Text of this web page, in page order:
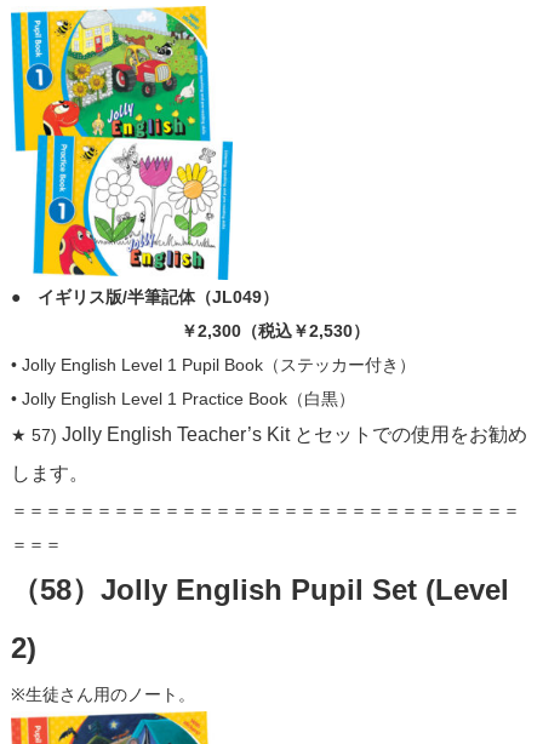
● イギリス版/半筆記体（JL049）
￥2,300（税込￥2,530）
• Jolly English Level 1 Pupil Book（ステッカー付き）
• Jolly English Level 1 Practice Book（白黒）
★ 57) Jolly English Teacher’s Kit とセットでの使用をお勧め
します。
＝＝＝＝＝＝＝＝＝＝＝＝＝＝＝＝＝＝＝＝＝＝＝＝＝＝＝＝＝＝
＝＝＝
（58）Jolly English Pupil Set (Level
2)
※生徒さん用のノート。